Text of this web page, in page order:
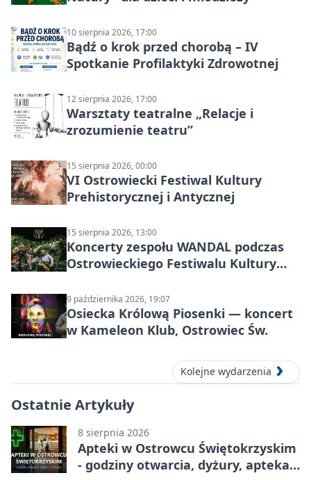
10 sierpnia 2026, 17:00
Bądź o krok przed chorobą – IV
Spotkanie Profilaktyki Zdrowotnej
12 sierpnia 2026, 17:00
Warsztaty teatralne „Relacje i
zrozumienie teatru”
15 sierpnia 2026, 00:00
VI Ostrowiecki Festiwal Kultury
Prehistorycznej i Antycznej
15 sierpnia 2026, 13:00
Koncerty zespołu WANDAL podczas
Ostrowieckiego Festiwalu Kultury
9 października 2026, 19:07
Osiecka Królową Piosenki — koncert
w Kameleon Klub, Ostrowiec Św.
Kolejne wydarzenia
Ostatnie Artykuły
8 sierpnia 2026
Apteki w Ostrowcu Świętokrzyskim
- godziny otwarcia, dyżury, apteka